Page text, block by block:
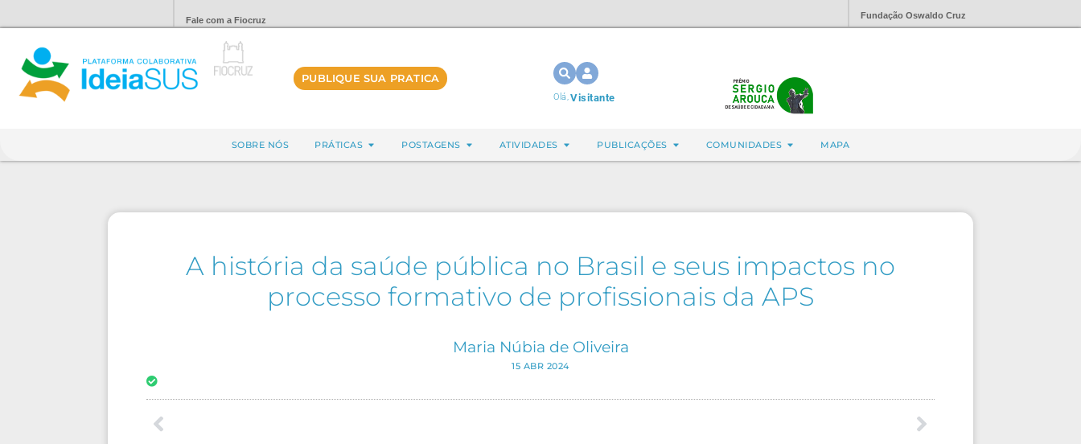
Fale com a Fiocruz Fundação Oswaldo Cruz
PUBLIQUE SUA PRATICA
Olá,Visitante
SOBRE NÓS PRÁTICAS POSTAGENS ATIVIDADES PUBLICAÇÕES COMUNIDADES MAPA
A história da saúde pública no Brasil e seus impactos no
processo formativo de profissionais da APS
Maria Núbia de Oliveira
15 ABR 2024